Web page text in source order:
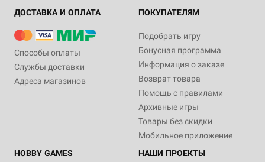
ДОСТАВКА И ОПЛАТА
Способы оплаты
Службы доставки
Адреса магазинов
ПОКУПАТЕЛЯМ
Подобрать игру
Бонусная программа
Информация о заказе
Возврат товара
Помощь с правилами
Архивные игры
Товары без скидки
Мобильное приложение
HOBBY GAMES
НАШИ ПРОЕКТЫ